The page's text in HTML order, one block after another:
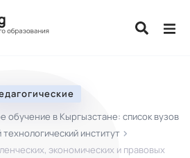
обучение в Кыргызстане: список вузов
институт
экономических и правовых